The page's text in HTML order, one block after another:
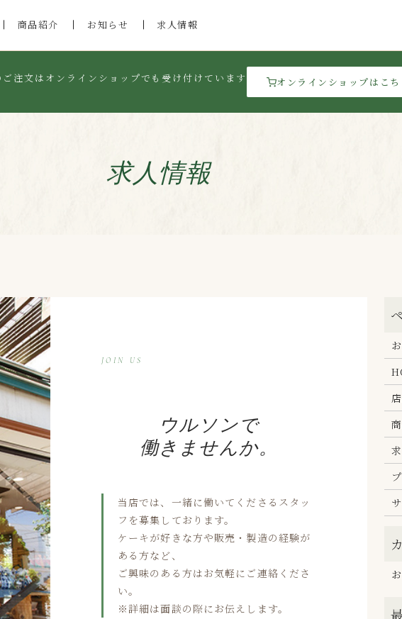
商品紹介 お知らせ
求人情報
注文はオンラインショップでも受け付けています オンラインショップはこち
求人情報
JOIN US
ウルソンで
働きませんか。
当店では、一緒に働いてくださるスタッ
フを募集しております。
ケーキが好きな方や販売・製造の経験が
ある方など、
ご興味のある方はお気軽にご連絡くださ
い。
※詳細は面談の際にお伝えします。